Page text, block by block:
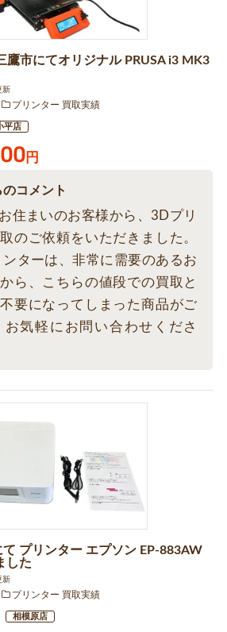
鷹市にてオリジナル PRUSA i3 MK3
新
プリンター 買取実績
平店
円
コメント
住まいのお客様から、3Dプリ
のご依頼をいただきました。
ターは、非常に需要のあるお
ら、こちらの値段での買取と
要になってしまった商品がご
お気軽にお問い合わせくださ
プリンター エプソン EP-883AW
した
新
プリンター 買取実績
相模原店